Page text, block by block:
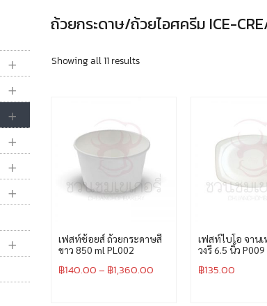
+
+
+
+
+
+
+
ถ้วยกระดาษ/ถ้วยไอศครีม ICE-
Showing all 11 results
เฟสท์ช้อยส์ ถ้วยกระดาษสี
ขาว 850 ml PL002
฿140.00– ฿1,360.00
เฟสท์ไบโอ จาน
วงรี 6.5 นิ้ว P009
฿135.00